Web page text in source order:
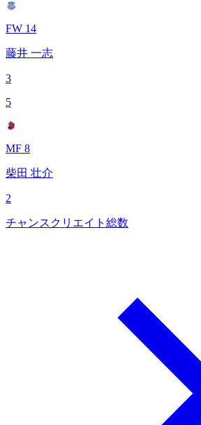
FW 14
藤井 一志
3
5
MF 8
柴田 壮介
2
チャンスクリエイト総数